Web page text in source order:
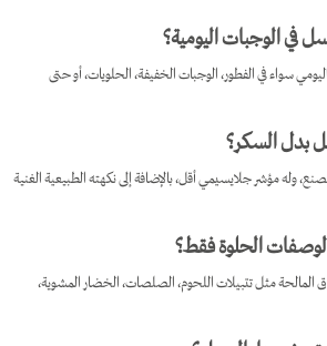
في الوجبات اليومية؟
سواء في الفطور، الوجبات الخفيفة، الحلويات، أو حتى
بدل السكر؟
وله مؤشر جلايسيمي أقل، بالإضافة إلى نكهته الطبيعية الغنية
الحلوة فقط؟
المالحة مثل تتبيلات اللحوم، الصلصات، الخضار المشوية،